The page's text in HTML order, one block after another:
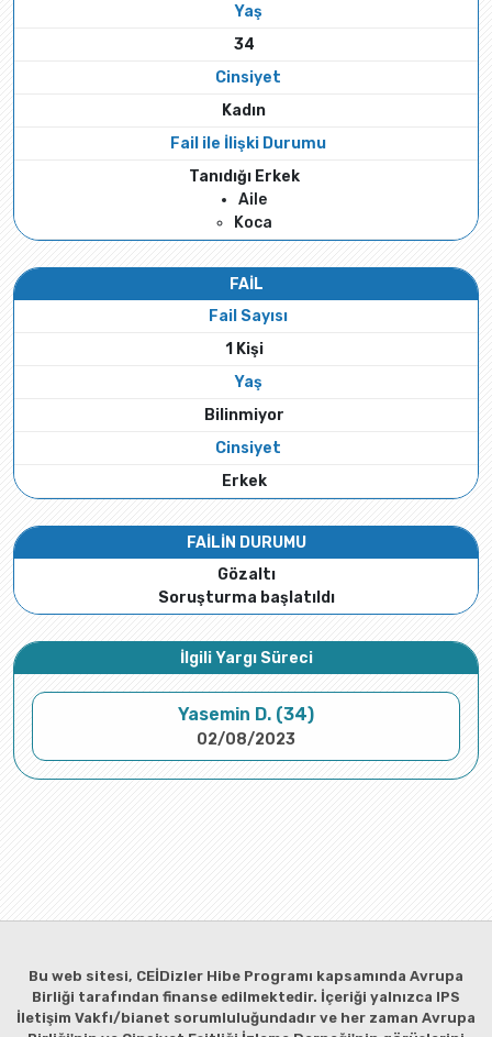
Yaş
34
Cinsiyet
Kadın
Fail ile İlişki Durumu
Tanıdığı Erkek
Aile
Koca
FAİL
Fail Sayısı
1 Kişi
Yaş
Bilinmiyor
Cinsiyet
Erkek
FAİLİN DURUMU
Gözaltı
Soruşturma başlatıldı
İlgili Yargı Süreci
Yasemin D. (34)
02/08/2023
Bu web sitesi, CEİDizler Hibe Programı kapsamında Avrupa
Birliği tarafından finanse edilmektedir. İçeriği yalnızca IPS
İletişim Vakfı/bianet sorumluluğundadır ve her zaman Avrupa